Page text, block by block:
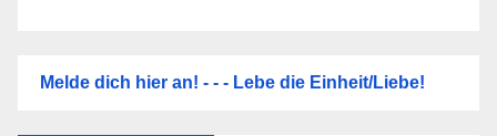
Melde dich hier an! - - - Lebe die Einheit/Liebe!